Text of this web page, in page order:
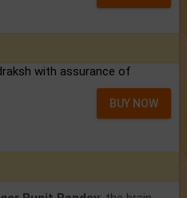
with assurance of
BUY NOW